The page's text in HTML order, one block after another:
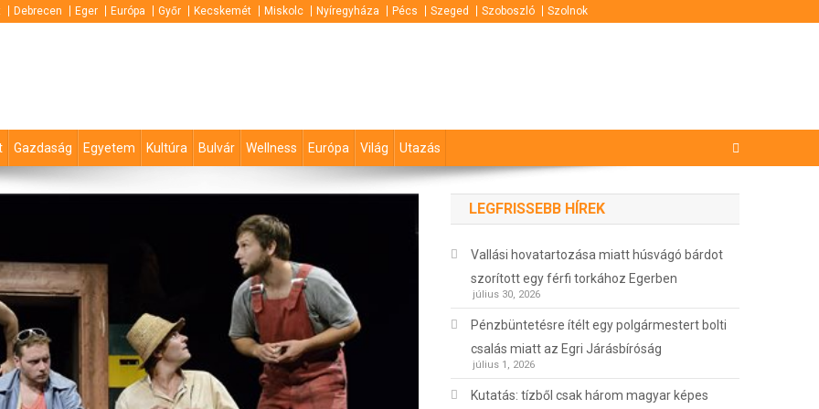
Debrecen Eger Európa Győr Kecskemét Miskolc Nyíregyháza Pécs Szeged Szoboszló Szolnok
Gazdaság Egyetem Kultúra Bulvár Wellness Európa Világ Utazás
LEGFRISSEBB HÍREK
Vallási hovatartozása miatt húsvágó bárdot
szorított egy férfi torkához Egerben
július 30, 2026
Pénzbüntetésre ítélt egy polgármestert bolti
csalás miatt az Egri Járásbíróság
július 1, 2026
Kutatás: tízből csak három magyar képes